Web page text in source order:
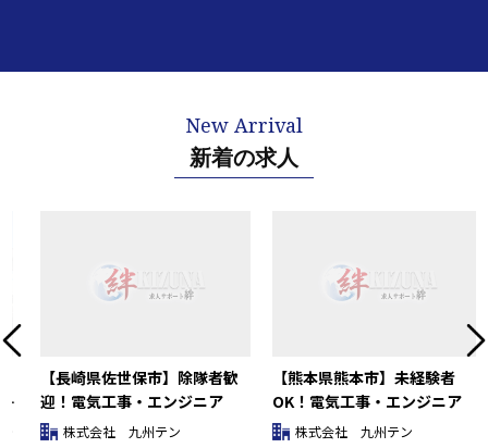
新着の求人
【長崎県佐世保市】除隊者歓
迎！電気工事・エンジニア
株式会社 九州テン
【熊本県熊本市】未経験者
OK！電気工事・エンジニア
株式会社 九州テン